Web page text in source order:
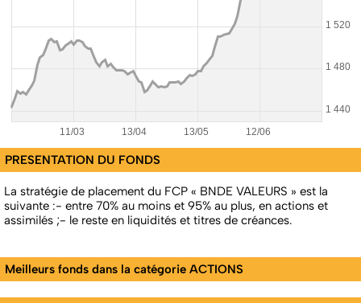
PRESENTATION DU FONDS
La stratégie de placement du FCP « BNDE VALEURS » est la
suivante :- entre 70% au moins et 95% au plus, en actions et
assimilés ;- le reste en liquidités et titres de créances.
Meilleurs fonds dans la catégorie ACTIONS